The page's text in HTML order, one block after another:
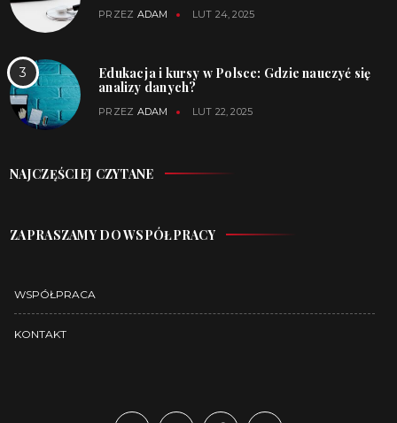
PRZEZ ADAM LUT 24, 2025
Edukacja i kursy w Polsce: Gdzie nauczyć się
analizy danych?
PRZEZ ADAM LUT 22, 2025
NAJCZĘŚCIEJ CZYTANE
ZAPRASZAMY DO WSPÓŁPRACY
WSPÓŁPRACA
KONTAKT